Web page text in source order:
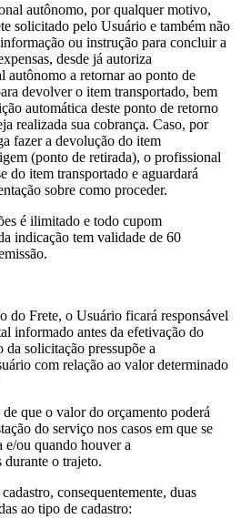
autônomo, por qualquer motivo,
solicitado pelo Usuário e também não
ou instrução para concluir a
desde já autoriza
autônomo a retornar ao ponto de
devolver o item transportado, bem
automática deste ponto de retorno
realizada sua cobrança. Caso, por
fazer a devolução do item
(ponto de retirada), o profissional
do item transportado e aguardará
sobre como proceder.
é ilimitado e todo cupom
indicação tem validade de 60
do Frete, o Usuário ficará responsável
informado antes da efetivação do
solicitação pressupõe a
com relação ao valor determinado
que o valor do orçamento poderá
do serviço nos casos em que se
e/ou quando houver a
durante o trajeto.
consequentemente, duas
ao tipo de cadastro: